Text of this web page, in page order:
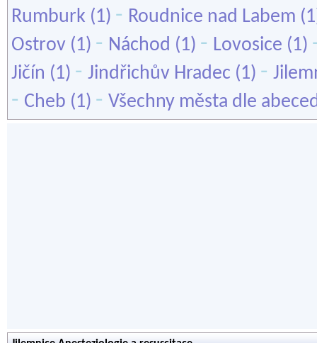
Rumburk (1) - Roudnice nad Labem
Ostrov (1) - Náchod (1) - Lovosice (1)
Jičín (1) - Jindřichův Hradec (1) -
- Cheb (1) - Všechny města dle